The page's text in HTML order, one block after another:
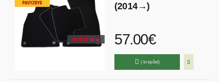
(2014→)
57.00€
Į krepšelį